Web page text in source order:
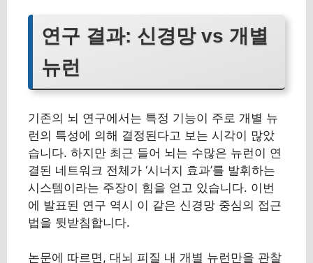
연구 결과: 신경망 vs 개별
뉴런
기존의 뇌 연구에서는 특정 기능이 주로 개별 뉴
런의 특성에 의해 결정된다고 보는 시각이 많았
습니다. 하지만 최근 들어 뇌는 수많은 뉴런이 연
결된 네트워크 전체가 ‘시너지 효과’를 발휘하는
시스템이라는 주장이 힘을 얻고 있습니다. 이번
에 발표된 연구 역시 이 같은 신경망 중심의 접근
법을 뒷받침합니다.
논문에 따르면, 대뇌 피질 내 개별 뉴런만을 관찰